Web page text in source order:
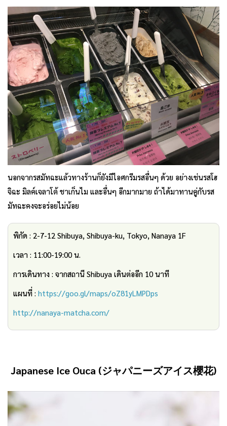
นอกจากรสมัทฉะแล้วทางร้านก็ยังมีไอศกรีมรสอื่นๆ ด้วย อย่างเช่นรสโฮ
จิฉะ มิลค์เจลาโต้ ชาเก็นไม และอื่นๆ อีกมากมาย ถ้าได้มาทานคู่กับรส
มัทฉะคงจะอร่อยไม่น้อย
พิกัด : 2-7-12 Shibuya, Shibuya-ku, Tokyo, Nanaya 1F
เวลา : 11:00-19:00 น.
การเดินทาง : จากสถานี Shibuya เดินต่ออีก 10 นาที
แผนที่ : https://goo.gl/maps/oZ81yLMPDps
http://nanaya-matcha.com/
Japanese Ice Ouca (ジャパニーズアイス櫻花)